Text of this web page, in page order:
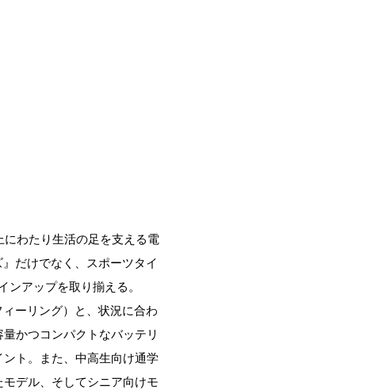
わたり生活の足を支える電
だけでなく、スポーツタイ
アップを取り揃える。
ーリング）と、状況に合わ
かつコンパクトなバッテリ
ト。また、中高生向け通学
デル、そしてシニア向けモ